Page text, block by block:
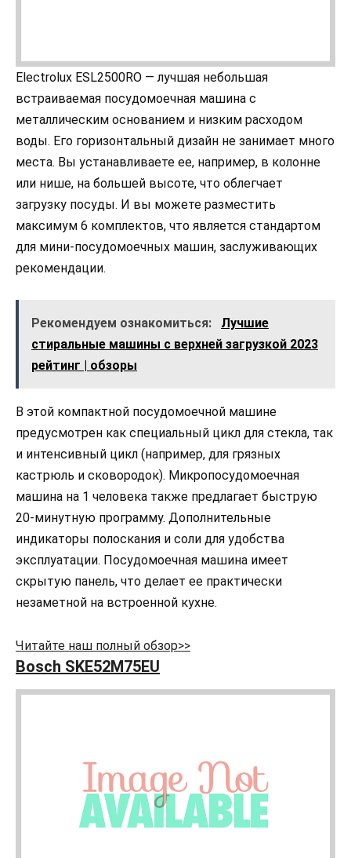
Electrolux ESL2500RO — лучшая небольшая
встраиваемая посудомоечная машина с
металлическим основанием и низким расходом
воды. Его горизонтальный дизайн не занимает много
места. Вы устанавливаете ее, например, в колонне
или нише, на большей высоте, что облегчает
загрузку посуды. И вы можете разместить
максимум 6 комплектов, что является стандартом
для мини-посудомоечных машин, заслуживающих
рекомендации.
Рекомендуем ознакомиться:
Лучшие
стиральные машины с верхней загрузкой 2023
рейтинг | обзоры
В этой компактной посудомоечной машине
предусмотрен как специальный цикл для стекла, так
и интенсивный цикл (например, для грязных
кастрюль и сковородок). Микропосудомоечная
машина на 1 человека также предлагает быструю
20-минутную программу. Дополнительные
индикаторы полоскания и соли для удобства
эксплуатации. Посудомоечная машина имеет
скрытую панель, что делает ее практически
незаметной на встроенной кухне.
Читайте наш полный обзор>>
Bosch SKE52M75EU